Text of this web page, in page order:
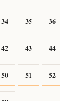
34 35 36
42 43 44
50 51 52